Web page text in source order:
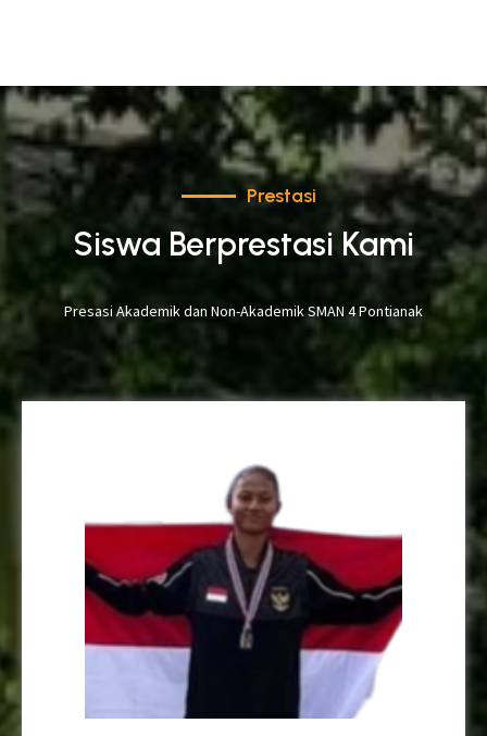
Prestasi
Siswa Berprestasi Kami
Presasi Akademik dan Non-Akademik SMAN 4 Pontianak